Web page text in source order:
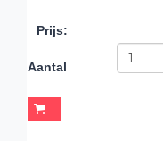
Prijs:
Aantal